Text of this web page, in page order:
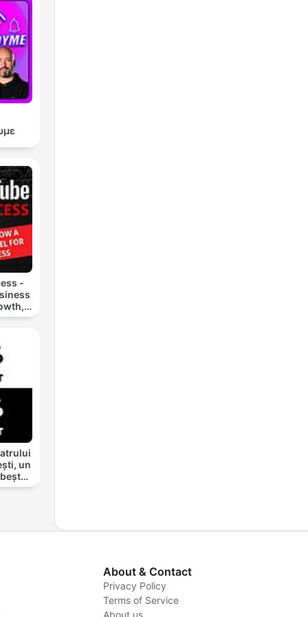
-
un
About & Contact
Privacy Policy
Terms of Service
About us